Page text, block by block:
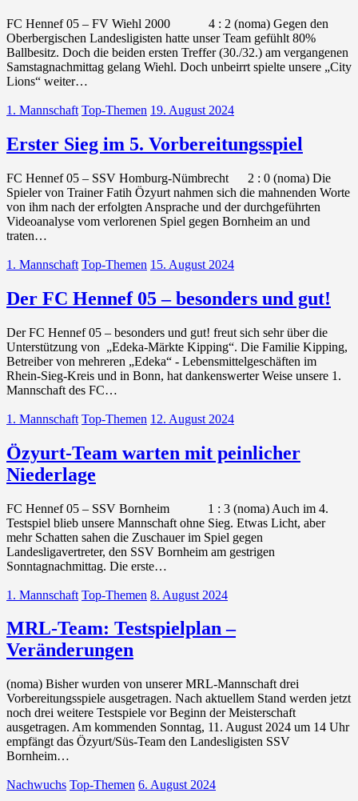
FC Hennef 05 – FV Wiehl 2000 4 : 2 (noma) Gegen den
Oberbergischen Landesligisten hatte unser Team gefühlt 80%
Ballbesitz. Doch die beiden ersten Treffer (30./32.) am vergangenen
Samstagnachmittag gelang Wiehl. Doch unbeirrt spielte unsere „City
Lions“ weiter…
1. Mannschaft Top-Themen 19. August 2024
Erster Sieg im 5. Vorbereitungsspiel
FC Hennef 05 – SSV Homburg-Nümbrecht 2 : 0 (noma) Die
Spieler von Trainer Fatih Özyurt nahmen sich die mahnenden Worte
von ihm nach der erfolgten Ansprache und der durchgeführten
Videoanalyse vom verlorenen Spiel gegen Bornheim an und
traten…
1. Mannschaft Top-Themen 15. August 2024
Der FC Hennef 05 – besonders und gut!
Der FC Hennef 05 – besonders und gut! freut sich sehr über die
Unterstützung von „Edeka-Märkte Kipping“. Die Familie Kipping,
Betreiber von mehreren „Edeka“ - Lebensmittelgeschäften im
Rhein-Sieg-Kreis und in Bonn, hat dankenswerter Weise unsere 1.
Mannschaft des FC…
1. Mannschaft Top-Themen 12. August 2024
Özyurt-Team warten mit peinlicher
Niederlage
FC Hennef 05 – SSV Bornheim 1 : 3 (noma) Auch im 4.
Testspiel blieb unsere Mannschaft ohne Sieg. Etwas Licht, aber
mehr Schatten sahen die Zuschauer im Spiel gegen
Landesligavertreter, den SSV Bornheim am gestrigen
Sonntagnachmittag. Die erste…
1. Mannschaft Top-Themen 8. August 2024
MRL-Team: Testspielplan –
Veränderungen
(noma) Bisher wurden von unserer MRL-Mannschaft drei
Vorbereitungsspiele ausgetragen. Nach aktuellem Stand werden jetzt
noch drei weitere Testspiele vor Beginn der Meisterschaft
ausgetragen. Am kommenden Sonntag, 11. August 2024 um 14 Uhr
empfängt das Özyurt/Süs-Team den Landesligisten SSV
Bornheim…
Nachwuchs Top-Themen 6. August 2024